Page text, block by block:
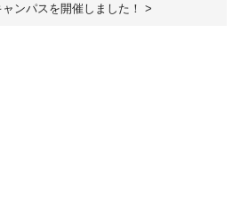
ンパスを開催しました！ >